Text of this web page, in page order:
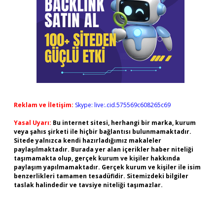
Reklam ve İletişim: Skype: live:.cid.575569c608265c69
Yasal Uyarı: Bu internet sitesi, herhangi bir marka, kurum
veya şahıs şirketi ile hiçbir bağlantısı bulunmamaktadır.
Sitede yalnızca kendi hazırladığımız makaleler
paylaşılmaktadır. Burada yer alan içerikler haber niteliği
taşımamakta olup, gerçek kurum ve kişiler hakkında
paylaşım yapılmamaktadır. Gerçek kurum ve kişiler ile isim
benzerlikleri tamamen tesadüfidir. Sitemizdeki bilgiler
taslak halindedir ve tavsiye niteliği taşımazlar.